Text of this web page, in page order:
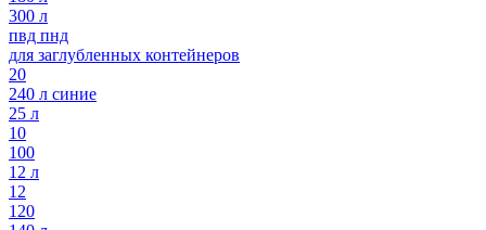
300 л
пвд пнд
для заглубленных контейнеров
20
240 л синие
25 л
10
100
12 л
12
120